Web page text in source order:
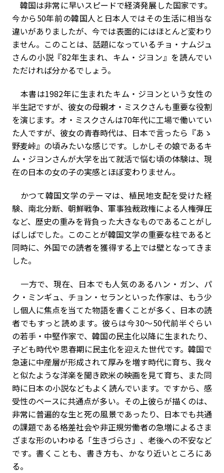
韓国は非常に早いスピードで経済発展した国家です。
今から50年前の韓国人と日本人ではその生活に相当な
違いがありましたが、今では表面的にはほとんど変わり
ません。このことは、話題になっているチョ・ナムジュ
さんの小説『82年生まれ、キム・ジヨン』を読んでい
ただければ分かるでしょう。
本書は1982年に生まれたキム・ジヨンという女性の
半生記ですが、彼女の母親オ・ミスクさんも重要な役割
を演じます。オ・ミスクさんは70年代に工場で働いてい
た人ですが、彼女の青春時代は、日本で言ったら『あゝ
野麦峠』の頃みたいな感じです。しかしその娘であるキ
ム・ジヨンさんが大学を出て就活で悩む頃の体験は、現
在の日本の女の子の実感とほぼ変わりません。
かつて韓国文学のテーマは、植民地支配を受けた経
験、南北分断、朝鮮戦争、軍事独裁政権による人権弾圧
など、歴史の重みを背負った大きなものであることがし
ばしばでした。このことが韓国文学の重要な柱であると
同時に、外国での読者を獲得する上では壁となってきま
した。
一方で、現在、日本でも人気のあるハン・ガン、パ
ク・ミンギュ、チョン・セランといった作家は、もう少
し個人に焦点を当てた物語を書くことが多く、日本の読
者でもすっと読めます。彼らは今30～50代前半ぐらい
の若手・中堅作家で、韓国の民主化以降に生まれたり、
子ども時代や思春期に民主化を迎えた世代です。韓国で
急速に中産層が形成されて厚みを増す時代に育ち、我々
と似たような洋楽を聞き欧米の映画を見て育ち、また同
時に日本の小説などもよく読んでいます。ですから、感
受性のベースに共通点が多い。その上彼らが描くのは、
非常に普遍的な生と死の風景であったり、日本でも共通
の課題である格差社会や非正規労働者の急増によるさま
ざまな形のいわゆる「生きづらさ」、老後への不安など
です。書くことも、書き方も、かなり近いところにあ
る。